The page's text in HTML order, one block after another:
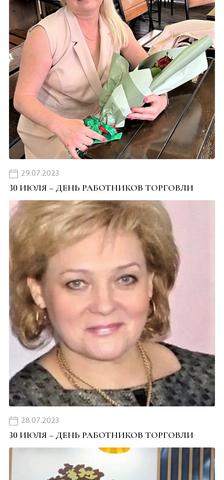
29.07.2023
30 ИЮЛЯ – ДЕНЬ РАБОТНИКОВ ТОРГОВЛИ
28.07.2023
30 ИЮЛЯ – ДЕНЬ РАБОТНИКОВ ТОРГОВЛИ